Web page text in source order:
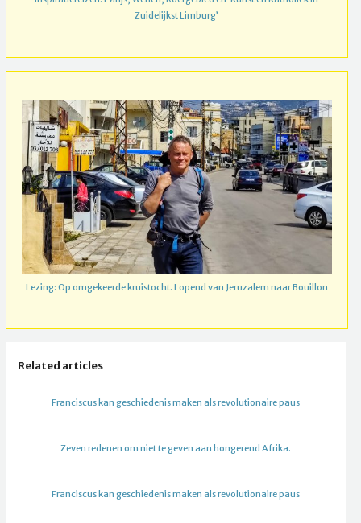
Zuidelijkst Limburg’
Lezing: Op omgekeerde kruistocht. Lopend van Jeruzalem naar Bouillon
Related articles
Franciscus kan geschiedenis maken als revolutionaire paus
Zeven redenen om niet te geven aan hongerend Afrika.
Franciscus kan geschiedenis maken als revolutionaire paus